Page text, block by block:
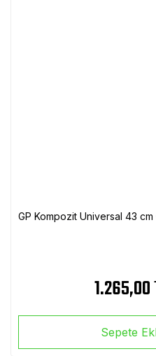
GP Kompozit Universal 43 cm
1.265,00
Sepete